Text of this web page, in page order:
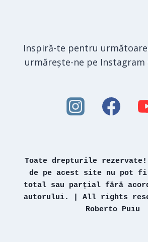
Inspiră-te pentru
urmărește-ne pe Instagram
Toate drepturile
de pe acest site nu pot fi
total sau parțial fără
autorului. | All rights
Roberto Puiu